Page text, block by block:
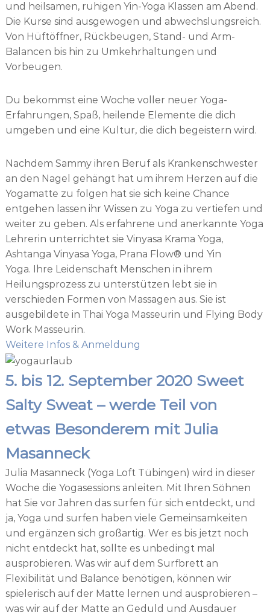
und heilsamen, ruhigen Yin-Yoga Klassen am Abend.
Die Kurse sind ausgewogen und abwechslungsreich.
Von Hüftöffner, Rückbeugen, Stand- und Arm-
Balancen bis hin zu Umkehrhaltungen und
Vorbeugen.
Du bekommst eine Woche voller neuer Yoga-
Erfahrungen, Spaß, heilende Elemente die dich
umgeben und eine Kultur, die dich begeistern wird.
Nachdem Sammy ihren Beruf als Krankenschwester
an den Nagel gehängt hat um ihrem Herzen auf die
Yogamatte zu folgen hat sie sich keine Chance
entgehen lassen ihr Wissen zu Yoga zu vertiefen und
weiter zu geben. Als erfahrene und anerkannte Yoga
Lehrerin unterrichtet sie Vinyasa Krama Yoga,
Ashtanga Vinyasa Yoga, Prana Flow® und Yin
Yoga. Ihre Leidenschaft Menschen in ihrem
Heilungsprozess zu unterstützen lebt sie in
verschieden Formen von Massagen aus. Sie ist
ausgebildete in Thai Yoga Masseurin und Flying Body
Work Masseurin.
Weitere Infos & Anmeldung
5. bis 12. September 2020 Sweet
Salty Sweat – werde Teil von
etwas Besonderem mit Julia
Masanneck
Julia Masanneck (Yoga Loft Tübingen) wird in dieser
Woche die Yogasessions anleiten. Mit Ihren Söhnen
hat Sie vor Jahren das surfen für sich entdeckt, und
ja, Yoga und surfen haben viele Gemeinsamkeiten
und ergänzen sich großartig. Wer es bis jetzt noch
nicht entdeckt hat, sollte es unbedingt mal
ausprobieren. Was wir auf dem Surfbrett an
Flexibilität und Balance benötigen, können wir
spielerisch auf der Matte lernen und ausprobieren –
was wir auf der Matte an Geduld und Ausdauer